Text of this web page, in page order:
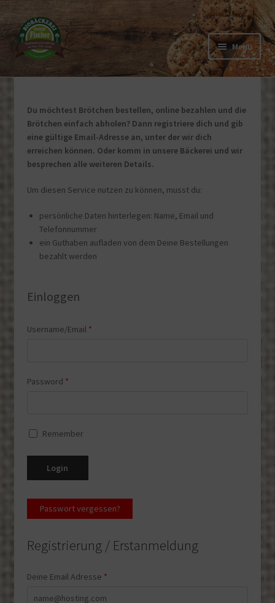
Zur
Navigation
springen
Zum
Inhalt
springen
Menü
Bestellung aufgeben
Login / Konto
öffnen
Du möchtest Brötchen bestellen, online bezahlen und die
Brötchen einfach abholen? Dann registriere dich und gib
eine gültige Email-Adresse an, unter der wir dich
erreichen können. Oder komm in unsere Bäckerei und wir
besprechen alle weiteren Details.
Um diesen Service nutzen zu können, musst du:
persönliche Daten hinterlegen: Name, Email und
Telefonnummer
ein Guthaben aufladen von dem Deine Bestellungen
bezahlt werden
Username/Email *
Password *
Remember
Login
Passwort vergessen?
Registrierung / Erstanmeldung
Deine Email Adresse *